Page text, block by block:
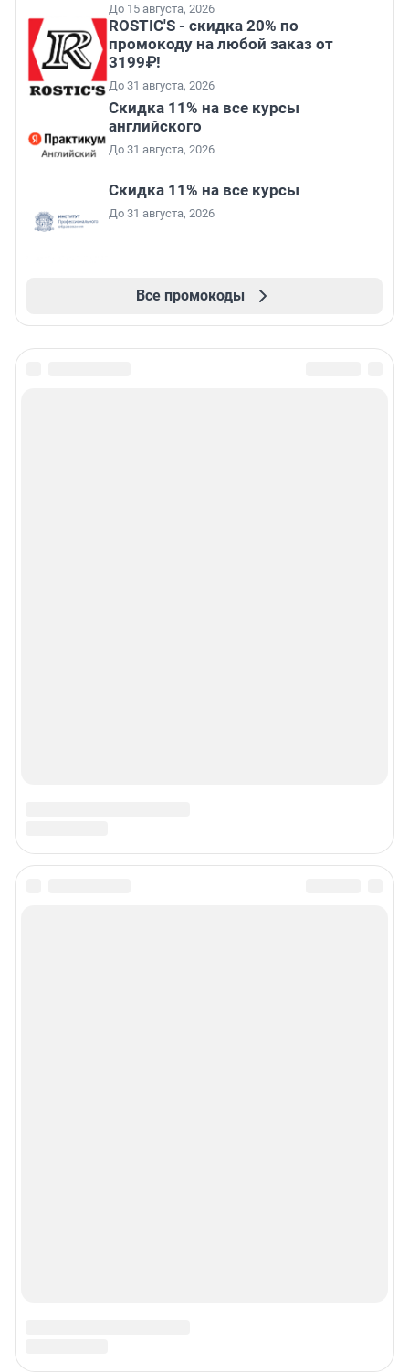
До 15 августа, 2026
ROSTIC'S - скидка 20% по
промокоду на любой заказ от
3199₽!
До 31 августа, 2026
Скидка 11% на все курсы
английского
До 31 августа, 2026
Скидка 11% на все курсы
До 31 августа, 2026
Все промокоды